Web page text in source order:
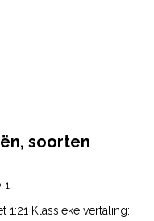
soorten
1
1:21 Klassieke vertaling: